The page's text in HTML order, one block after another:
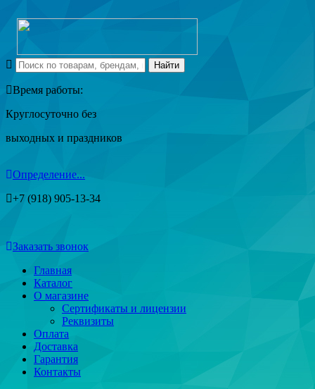
Время работы:
Круглосуточно без
выходных и праздников
Определение...
+7 (918) 905-13-34
Заказать звонок
Главная
Каталог
О магазине
Сертификаты и лицензии
Реквизиты
Оплата
Доставка
Гарантия
Контакты